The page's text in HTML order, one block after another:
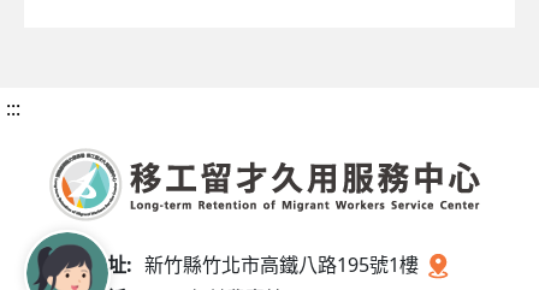
:::
服務地址: 新竹縣竹北市高鐵八路195號1樓